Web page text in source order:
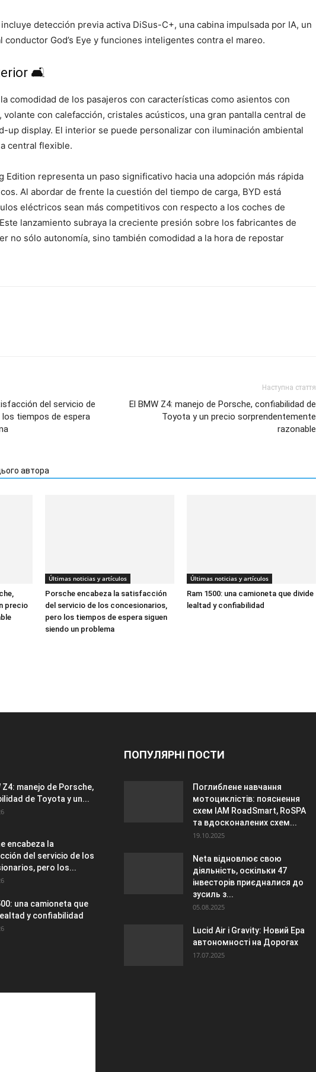
detección previa activa DiSus-C+, una cabina impulsada por IA, un
conductor God’s Eye y funciones inteligentes contra el mareo.
🛋️
comodidad de los pasajeros con características como asientos con
con calefacción, cristales acústicos, una gran pantalla central de
up display. El interior se puede personalizar con iluminación ambiental
central flexible.
Edition representa un paso significativo hacia una adopción más rápida
Al abordar de frente la cuestión del tiempo de carga, BYD está
eléctricos sean más competitivos con respecto a los coches de
lanzamiento subraya la creciente presión sobre los fabricantes de
no sólo autonomía, sino también comodidad a la hora de repostar
del servicio de
tiempos de espera
Наступна стаття
El BMW Z4: manejo de Porsche, confiabilidad de
Toyota y un precio sorprendentemente
razonable
автора
precio
Últimas noticias y artículos
Porsche encabeza la satisfacción
del servicio de los concesionarios,
pero los tiempos de espera siguen
siendo un problema
Últimas noticias y artículos
Ram 1500: una camioneta que divide
lealtad y confiabilidad
Z4: manejo de Porsche,
de Toyota y un...
encabeza la
del servicio de los
pero los...
una camioneta que
y confiabilidad
ПОПУЛЯРНІ ПОСТИ
Поглиблене навчання
мотоциклістів: пояснення
схем IAM RoadSmart, RoSPA
та вдосконалених схем...
19.10.2025
Neta відновлює свою
діяльність, оскільки 47
інвесторів приєдналися до
зусиль з...
05.08.2025
Lucid Air і Gravity: Новий Ера
автономності на Дорогах
17.07.2025